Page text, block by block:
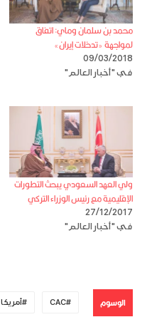
محمد بن سلمان وماي: اتفاق
لمواجهة «تدخلات إيران»
09/03/2018
في "أخبار العالم"
ولي العهد السعودي يبحث التطورات
الإقليمية مع رئيس الوزراء التركي
27/12/2017
في "أخبار العالم"
الوسوم CAC أمريكا